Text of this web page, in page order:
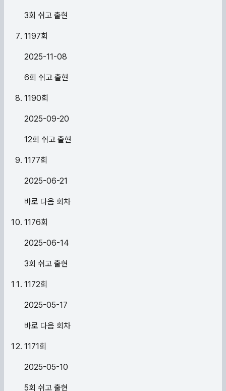
3회 쉬고 출현
1197회
2025-11-08
6회 쉬고 출현
1190회
2025-09-20
12회 쉬고 출현
1177회
2025-06-21
바로 다음 회차
1176회
2025-06-14
3회 쉬고 출현
1172회
2025-05-17
바로 다음 회차
1171회
2025-05-10
5회 쉬고 출현